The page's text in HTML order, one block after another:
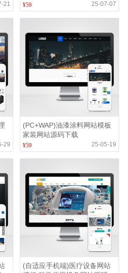
21 ¥59 25-07-07
29
(PC+WAP)油漆涂料网站模板
家装网站源码下载
¥59 25-05-19
(自适应手机端)医疗设备网站